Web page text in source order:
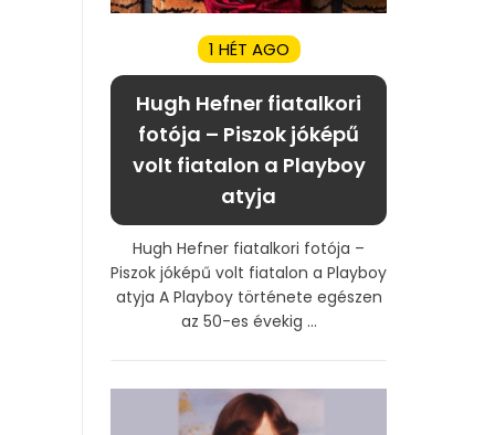
1 HÉT AGO
Hugh Hefner fiatalkori
fotója – Piszok jóképű
volt fiatalon a Playboy
atyja
Hugh Hefner fiatalkori fotója –
Piszok jóképű volt fiatalon a Playboy
atyja A Playboy története egészen
az 50-es évekig ...